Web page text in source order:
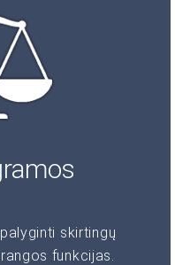
skirtingų
funkcijas.